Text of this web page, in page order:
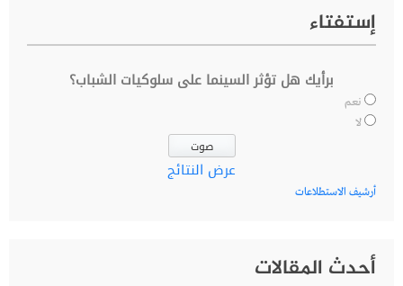
إستفتاء
برأيك هل تؤثر السينما على سلوكيات الشباب؟
نعم
لا
عرض النتائج
أرشيف الاستطلاعات
أحدث المقالات